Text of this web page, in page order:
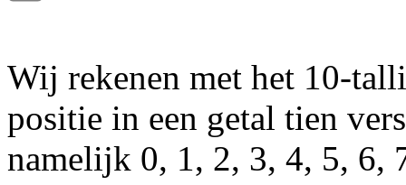
Wij rekenen met het 10-
positie in een getal tien
namelijk 0, 1, 2, 3, 4, 5, 6,